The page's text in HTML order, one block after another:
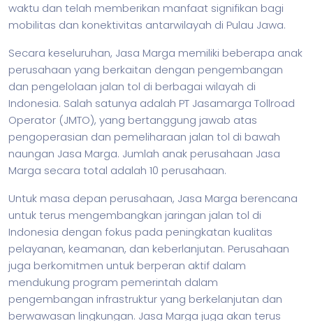
waktu dan telah memberikan manfaat signifikan bagi
mobilitas dan konektivitas antarwilayah di Pulau Jawa.
Secara keseluruhan, Jasa Marga memiliki beberapa anak
perusahaan yang berkaitan dengan pengembangan
dan pengelolaan jalan tol di berbagai wilayah di
Indonesia. Salah satunya adalah PT Jasamarga Tollroad
Operator (JMTO), yang bertanggung jawab atas
pengoperasian dan pemeliharaan jalan tol di bawah
naungan Jasa Marga. Jumlah anak perusahaan Jasa
Marga secara total adalah 10 perusahaan.
Untuk masa depan perusahaan, Jasa Marga berencana
untuk terus mengembangkan jaringan jalan tol di
Indonesia dengan fokus pada peningkatan kualitas
pelayanan, keamanan, dan keberlanjutan. Perusahaan
juga berkomitmen untuk berperan aktif dalam
mendukung program pemerintah dalam
pengembangan infrastruktur yang berkelanjutan dan
berwawasan lingkungan. Jasa Marga juga akan terus